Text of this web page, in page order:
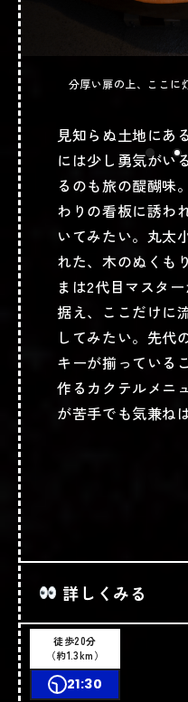
おしゃべり酒
分厚い扉の上、ここに
見知らぬ土地にあ
には少し勇気がい
るのも旅の醍醐味
わりの看板に誘わ
いてみたい。丸太
れた、木のぬくも
まは2代目マスタ
据え、ここだけに
してみたい。先代
キーが揃っている
作るカクテルメニ
が苦手でも気兼ね
詳しくみる
ショップ情報
徒歩20分
（約1.3km）
21:30